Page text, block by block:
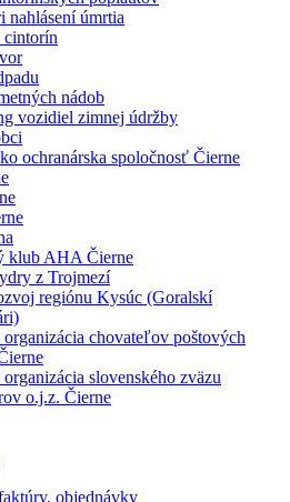
nahlásení úmrtia
nádob
vozidiel zimnej údržby
ochranárska spoločnosť Čierne
klub AHA Čierne
z Trojmezí
regiónu Kysúc (Goralskí
organizácia chovateľov poštových
slovenského zväzu
o.j.z. Čierne
objednávky